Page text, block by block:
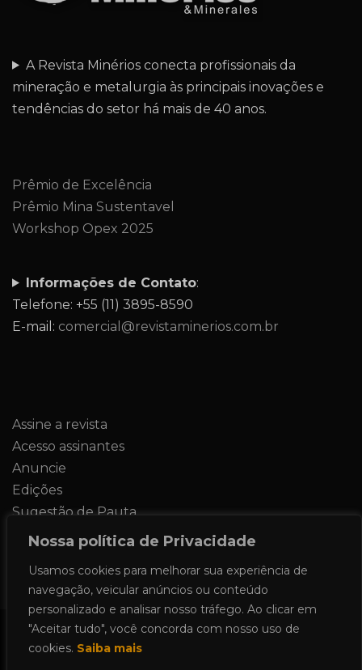
Nossa política de Privacidade
Usamos cookies para melhorar sua experiência de
navegação, veicular anúncios ou conteúdo
personalizado e analisar nosso tráfego. Ao clicar em
"Aceitar tudo", você concorda com nosso uso de
cookies. Saiba mais
A Revista Minérios conecta profissionais da
mineração e metalurgia às principais inovações e
tendências do setor há mais de 40 anos.
Prêmio de Excelência
Prêmio Mina Sustentavel
Workshop Opex 2025
Informações de Contato:
Telefone: +55 (11) 3895-8590
E-mail: comercial@revistaminerios.com.br
Assine a revista
Acesso assinantes
Anuncie
Edições
Sugestão de Pauta
Contato
Todos os direitos reservados 2024.